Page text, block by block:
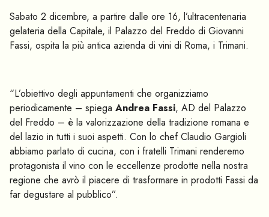
Sabato 2 dicembre, a partire dalle ore 16, l’ultracentenaria
gelateria della Capitale, il Palazzo del Freddo di Giovanni
Fassi, ospita la più antica azienda di vini di Roma, i Trimani.
“L’obiettivo degli appuntamenti che organizziamo
periodicamente – spiega Andrea Fassi, AD del Palazzo
del Freddo – è la valorizzazione della tradizione romana e
del lazio in tutti i suoi aspetti. Con lo chef Claudio Gargioli
abbiamo parlato di cucina, con i fratelli Trimani renderemo
protagonista il vino con le eccellenze prodotte nella nostra
regione che avrò il piacere di trasformare in prodotti Fassi da
far degustare al pubblico”.